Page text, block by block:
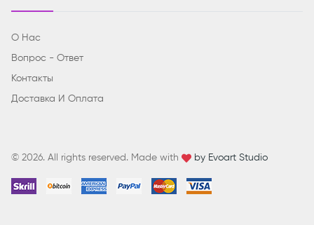
О Нас
Вопрос - Ответ
Контакты
Доставка И Оплата
© 2026. All rights reserved. Made with by Evoart Studio